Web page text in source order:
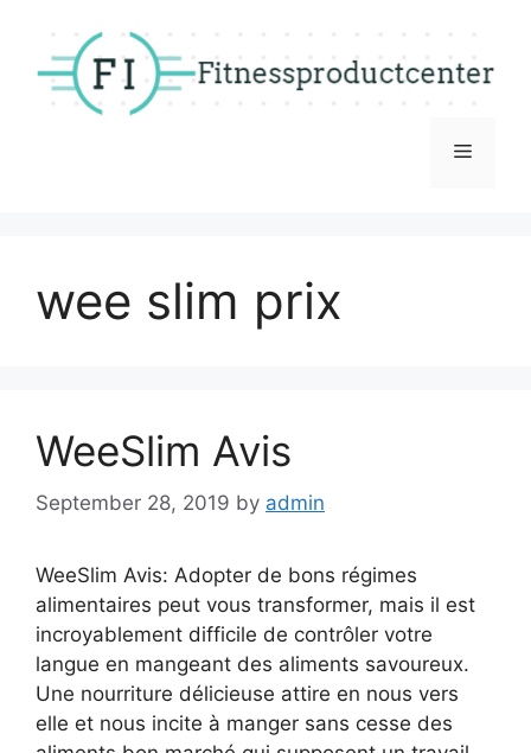
content
Menu
wee slim prix
WeeSlim Avis
September 28, 2019 by admin
WeeSlim Avis: Adopter de bons régimes
alimentaires peut vous transformer, mais il est
incroyablement difficile de contrôler votre
langue en mangeant des aliments savoureux.
Une nourriture délicieuse attire en nous vers
elle et nous incite à manger sans cesse des